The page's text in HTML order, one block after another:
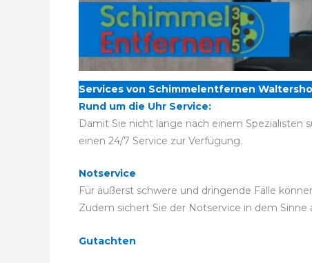
Services von Schimmelentfernen
Rund um die Uhr Service:
Damit Sie nicht lange nach einem Spezialisten
einen 24/7 Service zur Verfügung.
Notservice
Für äußerst schwere und dringende Fälle
Zudem sichert Sie der Notservice in dem
Gutachten